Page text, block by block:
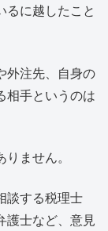
るに越したこと
外注先、自身の
相手というのは
ません。
談する税理士
護士など、意見